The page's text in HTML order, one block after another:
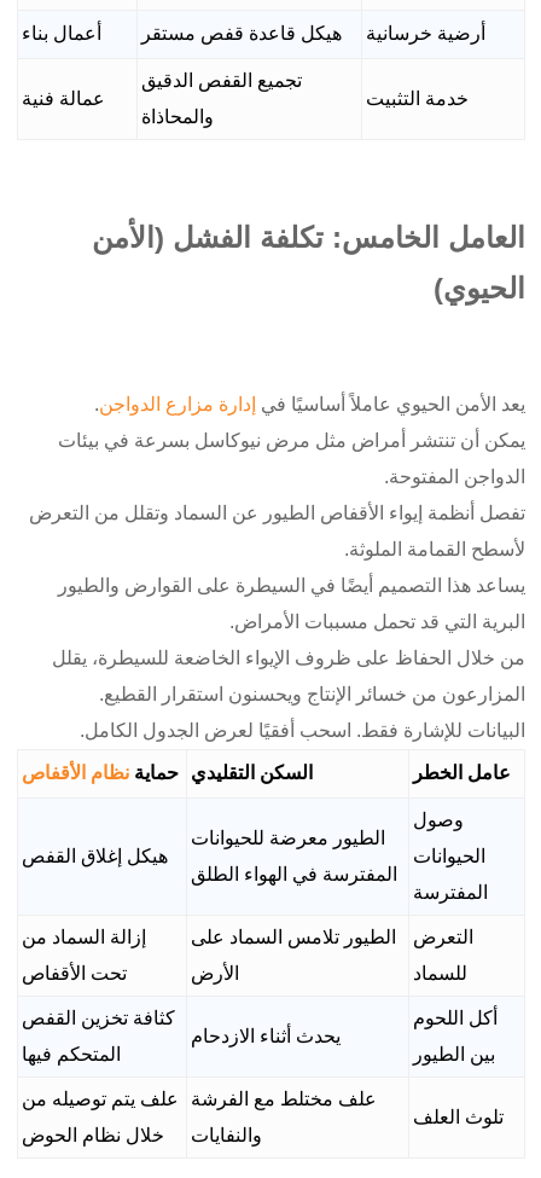
أرضية خرسانية هيكل قاعدة قفص مستقر أعمال بناء
خدمة التثبيت
تجميع القفص الدقيق
والمحاذاة
عمالة فنية
العامل الخامس: تكلفة الفشل (الأمن
الحيوي)
يعد الأمن الحيوي عاملاً أساسيًا في إدارة مزارع الدواجن.
يمكن أن تنتشر أمراض مثل مرض نيوكاسل بسرعة في بيئات
الدواجن المفتوحة.
تفصل أنظمة إيواء الأقفاص الطيور عن السماد وتقلل من التعرض
لأسطح القمامة الملوثة.
يساعد هذا التصميم أيضًا في السيطرة على القوارض والطيور
البرية التي قد تحمل مسببات الأمراض.
من خلال الحفاظ على ظروف الإيواء الخاضعة للسيطرة، يقلل
المزارعون من خسائر الإنتاج ويحسنون استقرار القطيع.
البيانات للإشارة فقط. اسحب أفقيًا لعرض الجدول الكامل.
عامل الخطر السكن التقليدي حمايةنظام الأقفاص
وصول
الحيوانات
المفترسة
الطيور معرضة للحيوانات
المفترسة في الهواء الطلق
هيكل إغلاق القفص
التعرض
للسماد
الطيور تلامس السماد على
الأرض
إزالة السماد من
تحت الأقفاص
أكل اللحوم
بين الطيور
يحدث أثناء الازدحام
كثافة تخزين القفص
المتحكم فيها
تلوث العلف
علف مختلط مع الفرشة
والنفايات
علف يتم توصيله من
خلال نظام الحوض